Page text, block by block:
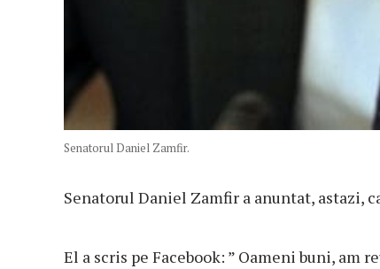
Senatorul Daniel Zamfir.
Senatorul Daniel Zamfir a anuntat, astazi,
El a scris pe Facebook: ” Oameni buni, am